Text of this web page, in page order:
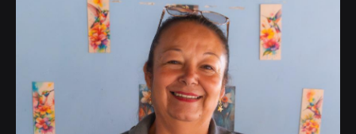
a emprendedoras del territorio,
reconociendo su compromiso y
perseverancia. Más que un apoyo
económico, estos incentivos representan
una oportunidad para...